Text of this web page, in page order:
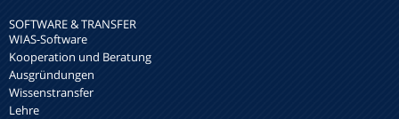
SOFTWARE & TRANSFER
WIAS-Software
Kooperation und Beratung
Ausgründungen
Wissenstransfer
Lehre